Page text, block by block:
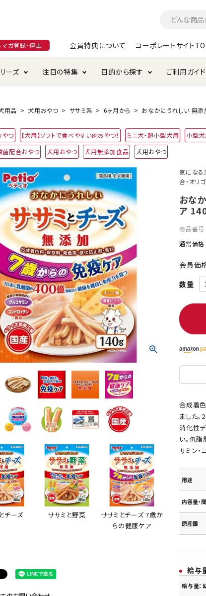
マガ登録・停止 会員特典について コーポレートサイト
やつ お手入れ・ケア
ド・ハウス・マット サークル・ケージ
器・給水器
つけ用品 替え・交換パーツ
手入れ・ケア用品 トイレタリー・消
クル・ケージ・タワー キャリーバッグ
虫用品
ーズ
材そのまま 極上
注目の特集
添加特集 けりぐるみ特集
目的から探す
使用のグレインフリー
って遊ぶ 投げて遊ぶ
び・元気草 夜のお散歩
ット中にオススメ まとめ買いでオトク！！
ご利用ガイ
員特典について ご注文方法につ
ンラインショップ利用規約
用品 犬用おやつ ササミ系 6ヶ月から おなかにうれしい 無
つ 【犬用】ソフトで食べやすい肉おやつ！ ミニ犬・超小型犬用 小型犬
菌配合おやつ
犬用おやつ 犬用無添加食品 犬用おやつ
チーズ ササミと野菜
ササミとチーズ 7歳か
らの健康ケア
気になる
合・オリ
おな
ア
商品番号
通常価格
会員価
合成着
ました
消化性
い。低
サミン・
用途
内容量・
原産国
給与
給与量：